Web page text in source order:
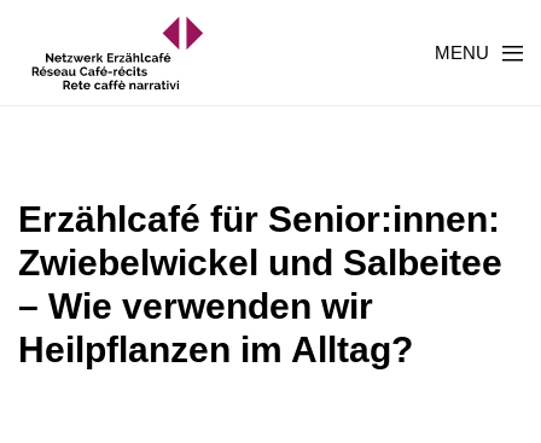
MENU
Erzählcafé für Senior:innen:
Zwiebelwickel und Salbeitee
– Wie verwenden wir
Heilpflanzen im Alltag?